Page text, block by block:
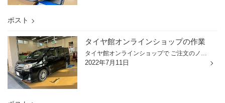
ポスト
タイヤ館オンラインショップの作業
タイヤ館オンラインショップで ご注文のノアでタイヤ交換です。 装着タイヤはこちら ブリヂストンの子会社のメーカー デイトン ＤＴ３０ ２０５/５５Ｒ１６です。 こちらの純正ホイールはあのＢＢＳ製です。 つまりは鍛造ホイールなんです。 純正で鍛造とは豪華ですね。 作業完了です。 ご来店あり...
2022年7月11日